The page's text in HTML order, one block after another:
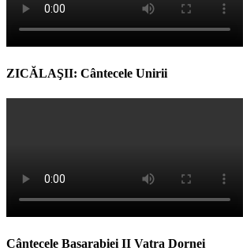
ZICĂLAŞII: Cântecele Unirii
Cântecele Basarabiei II Vatra Dornei